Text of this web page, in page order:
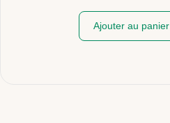
Ajouter au panier